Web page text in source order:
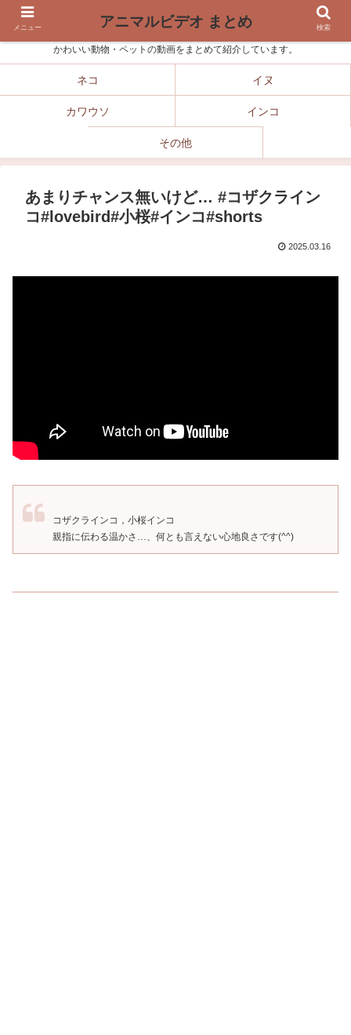
かわいい動物・ペットの動画をまとめて紹介しています。
ネコ イヌ
カワウソ インコ
その他
あまりチャンス無いけど… #コザクライン
コ#lovebird#小桜#インコ#shorts
2025.03.16
コザクラインコ，小桜インコ
親指に伝わる温かさ…、何とも言えない心地良さです(^^)
メニュー アニマルビデオ まとめ 検索